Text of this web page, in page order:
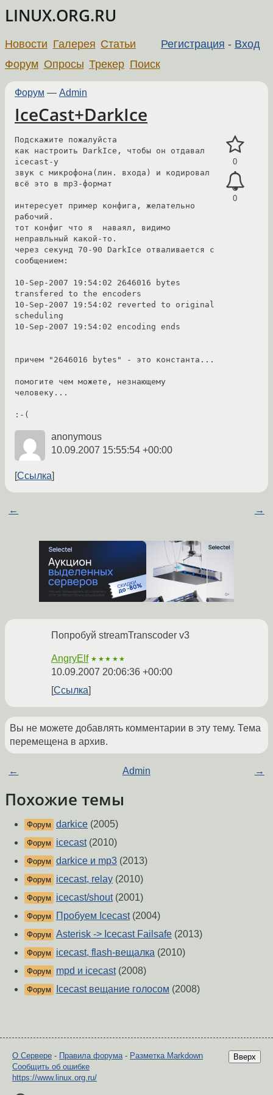
LINUX.ORG.RU
Регистрация - Вход
Новости Галерея Статьи
Форум Опросы Трекер Поиск
Форум — Admin
IceCast+DarkIce
0
0
Подскажите пожалуйста
как настроить DarkIce, чтобы он отдавал
icecast-у
звук с микрофона(лин. входа) и кодировал
всё это в mp3-формат
интересует пример конфига, желательно
рабочий.
тот конфиг что я  наваял, видимо
неправльный какой-то.
через секунд 70-90 DarkIce отваливается с
сообщением:
10-Sep-2007 19:54:02 2646016 bytes
transfered to the encoders
10-Sep-2007 19:54:02 reverted to original
scheduling
10-Sep-2007 19:54:02 encoding ends
причем "2646016 bytes" - это константа...
помогите чем можете, незнающему
человеку...
:-(
anonymous
10.09.2007 15:55:54 +00:00
Ссылка
← →
Попробуй streamTranscoder v3
AngryElf ★★★★★
10.09.2007 20:06:36 +00:00
Ссылка
Вы не можете добавлять комментарии в эту тему. Тема
перемещена в архив.
← Admin →
Похожие темы
Форум darkice (2005)
Форум icecast(2010)
Форум darkice и mp3 (2013)
Форум icecast, relay (2010)
Форум icecast/shout(2001)
Форум Пробуем Icecast(2004)
Форум Asterisk -> Icecast Failsafe (2013)
Форум icecast, flash-вещалка (2010)
Форум mpd и icecast(2008)
Форум Icecast вещание голосом (2008)
Вверх
О Сервере - Правила форума- Разметка Markdown
Сообщить об ошибке
https://www.linux.org.ru/